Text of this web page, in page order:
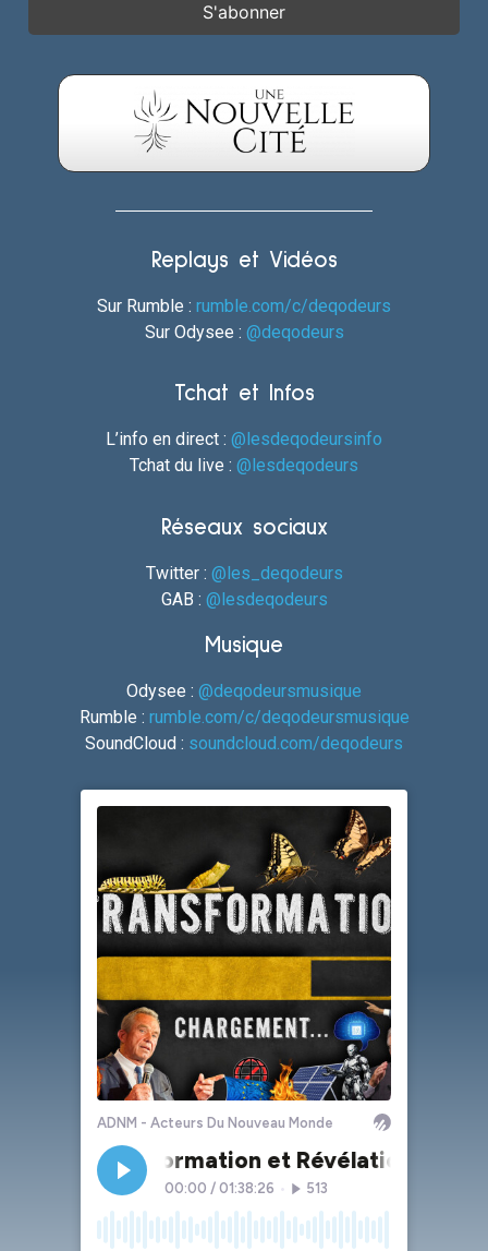
Replays et Vidéos
Sur Rumble : rumble.com/c/deqodeurs
Sur Odysee : @deqodeurs
Tchat et Infos
L’info en direct : @lesdeqodeursinfo
Tchat du live : @lesdeqodeurs
Réseaux sociaux
Twitter : @les_deqodeurs
GAB : @lesdeqodeurs
Musique
Odysee : @deqodeursmusique
Rumble : rumble.com/c/deqodeursmusique
SoundCloud : soundcloud.com/deqodeurs